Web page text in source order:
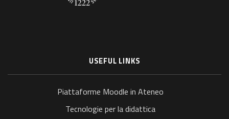
USEFUL LINKS
Piattaforme Moodle in Ateneo
Tecnologie per la didattica